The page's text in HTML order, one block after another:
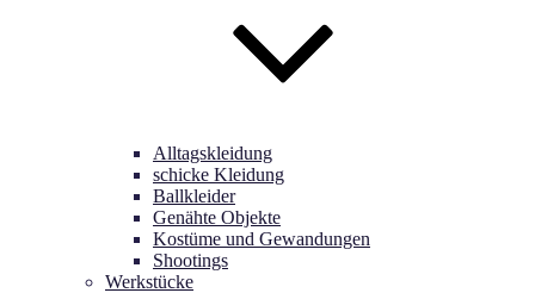
Alltagskleidung
schicke Kleidung
Ballkleider
Genähte Objekte
Kostüme und Gewandungen
Shootings
Werkstücke